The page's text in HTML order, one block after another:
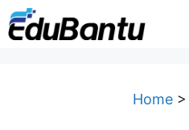
Skip
to
Home>